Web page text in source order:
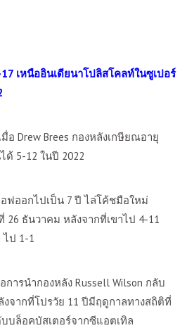
เหนืออินเดียนาโปลิสโคลท์ในซูเปอร์
อ Drew Brees กองหลังเกษียณอายุ
ด้ 5-12 ในปี 2022
อฟออกไปเป็น 7 ปี ไล่โค้ชมือใหม่
26 ธันวาคม หลังจากที่เขาไป 4-11
ไป 1-1
การนำกองหลัง Russell Wilson กลับ
จากที่โปรวัย 11 ปีมีฤดูกาลทางสถิติที่
บล็อคบัสเตอร์จากซีแอตเทิล